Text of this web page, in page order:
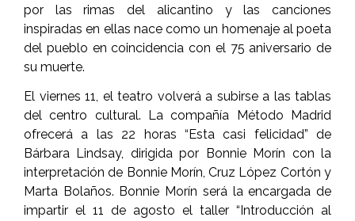
por las rimas del alicantino y las canciones
inspiradas en ellas nace como un homenaje al poeta
del pueblo en coincidencia con el 75 aniversario de
su muerte.
El viernes 11, el teatro volverá a subirse a las tablas
del centro cultural. La compañía Método Madrid
ofrecerá a las 22 horas “Esta casi felicidad” de
Bárbara Lindsay, dirigida por Bonnie Morín con la
interpretación de Bonnie Morín, Cruz López Cortón y
Marta Bolaños. Bonnie Morín será la encargada de
impartir el 11 de agosto el taller “Introducción al